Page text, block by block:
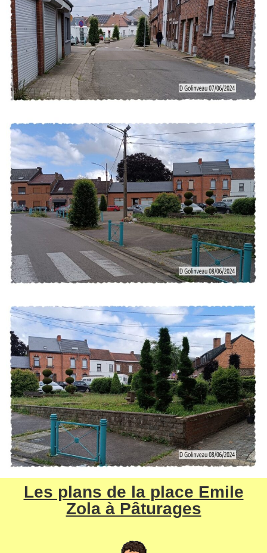
Les plans de la place Emile
Zola à Pâturages